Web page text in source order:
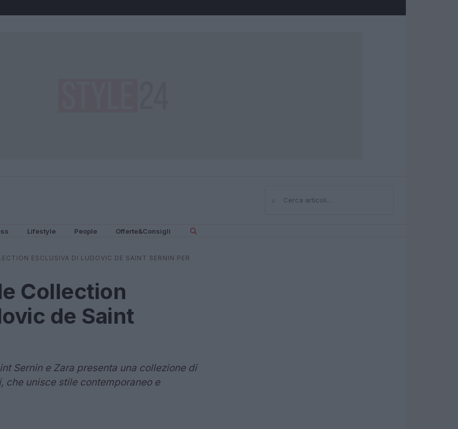
⌕Cerca
Lifestyle People Offerte&Consigli
ESCLUSIVA DI LUDOVIC DE SAINT SERNIN PER
Collection
de Saint
Sernin e Zara presenta una collezione di
che unisce stile contemporaneo e